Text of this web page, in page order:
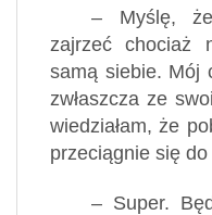
– Myślę,
zajrzeć chociaż
samą siebie. Mój
zwłaszcza ze
wiedziałam, że
przeciągnie się
– Super.